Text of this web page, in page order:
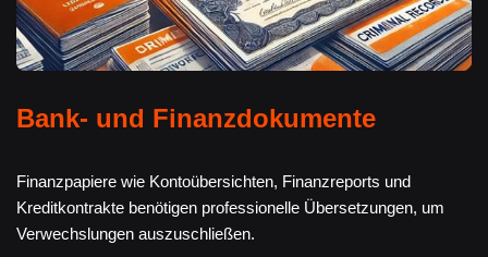
Bank- und Finanzdokumente
Finanzpapiere wie Kontoübersichten, Finanzreports und
Kreditkontrakte benötigen professionelle Übersetzungen, um
Verwechslungen auszuschließen.